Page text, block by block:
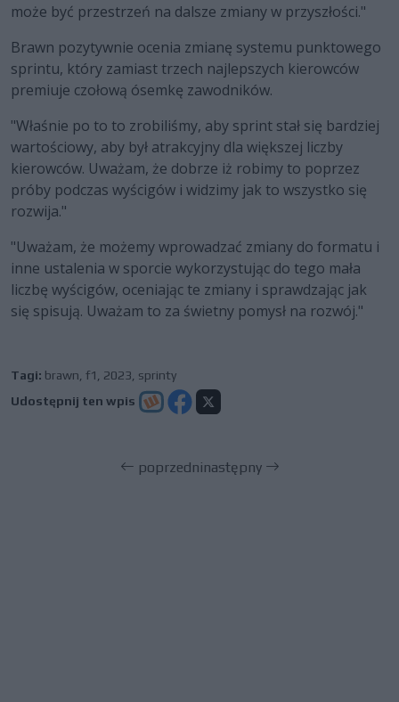
może być przestrzeń na dalsze zmiany w przyszłości."
Brawn pozytywnie ocenia zmianę systemu punktowego
sprintu, który zamiast trzech najlepszych kierowców
premiuje czołową ósemkę zawodników.
"Właśnie po to to zrobiliśmy, aby sprint stał się bardziej
wartościowy, aby był atrakcyjny dla większej liczby
kierowców. Uważam, że dobrze iż robimy to poprzez
próby podczas wyścigów i widzimy jak to wszystko się
rozwija."
"Uważam, że możemy wprowadzać zmiany do formatu i
inne ustalenia w sporcie wykorzystując do tego mała
liczbę wyścigów, oceniając te zmiany i sprawdzając jak
się spisują. Uważam to za świetny pomysł na rozwój."
Tagi: brawn f1 2023 sprinty
Udostępnij ten wpis
poprzedninastępny